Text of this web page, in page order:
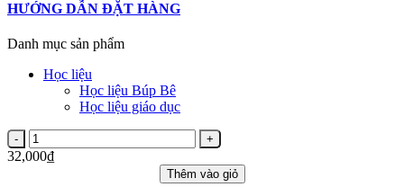
HƯỚNG DẪN ĐẶT HÀNG
Danh mục sản phẩm
Học liệu
Học liệu Búp Bê
Học liệu giáo dục
32,000₫
Thêm vào giỏ